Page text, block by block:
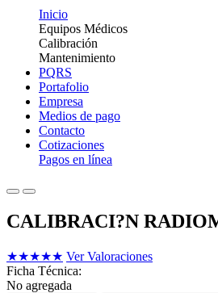
Inicio
Equipos Médicos
Calibración
Mantenimiento
PQRS
Portafolio
Empresa
Medios de pago
Contacto
Cotizaciones
Pagos en línea
CALIBRACI?N
★★★★★ Ver Valoraciones
Ficha Técnica:
No agregada